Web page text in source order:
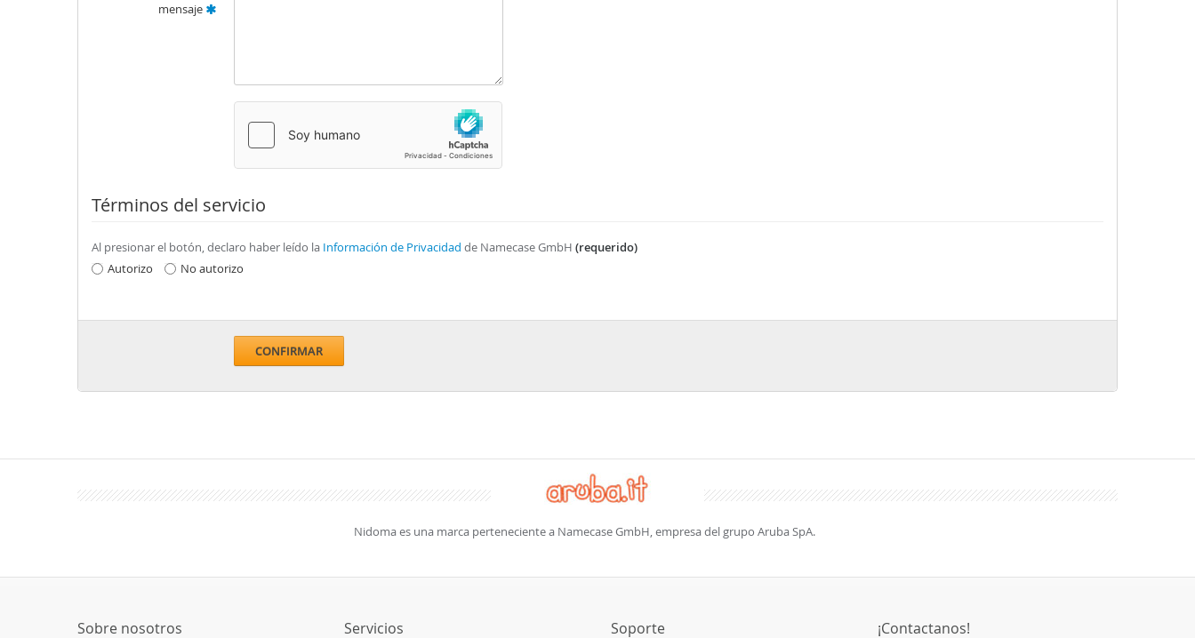
mensaje
Términos del servicio
Al presionar el botón, declaro haber leído la Información de Privacidad de Namecase GmbH (requerido)
Autorizo
No autorizo
CONFIRMAR
Nidoma es una marca perteneciente a Namecase GmbH, empresa del grupo Aruba SpA.
Sobre nosotros Servicios Soporte ¡Contactanos!